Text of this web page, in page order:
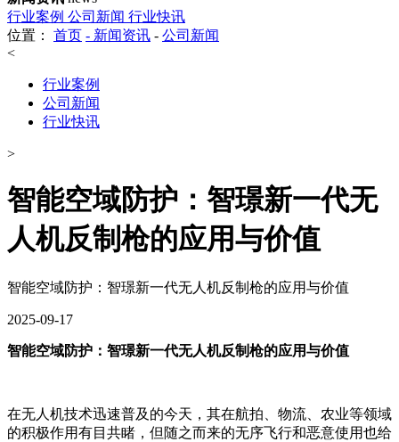
行业案例 公司新闻 行业快讯
位置：
首页 - 新闻资讯 - 公司新闻
<
行业案例
公司新闻
行业快讯
>
智能空域防护：智璟新一代无
人机反制枪的应用与价值
智能空域防护：智璟新一代无人机反制枪的应用与价值
2025-09-17
智能空域防护：智璟新一代无人机反制枪的应用与价值
在无人机技术迅速普及的今天，其在航拍、物流、农业等领域
的积极作用有目共睹，但随之而来的无序飞行和恶意使用也给